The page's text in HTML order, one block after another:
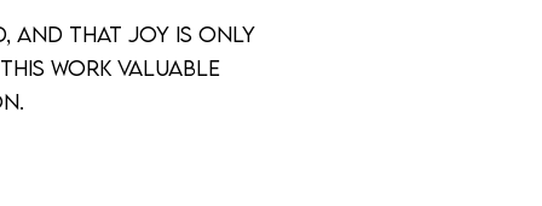
and that joy is only
work valuable